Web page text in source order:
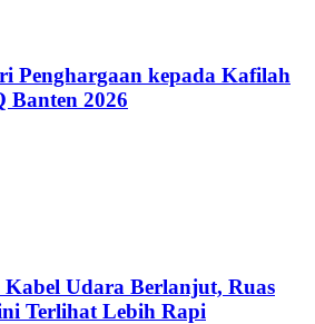
Penghargaan kepada Kafilah
Banten 2026
Udara Berlanjut, Ruas
Terlihat Lebih Rapi